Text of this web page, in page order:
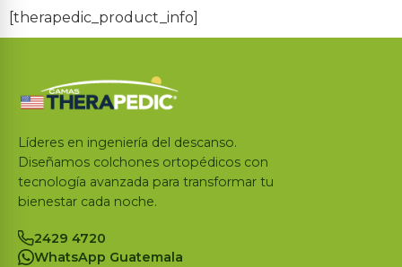
[therapedic_product_info]
Líderes en ingeniería del descanso.
Diseñamos colchones ortopédicos con
tecnología avanzada para transformar tu
bienestar cada noche.
2429 4720
WhatsApp Guatemala